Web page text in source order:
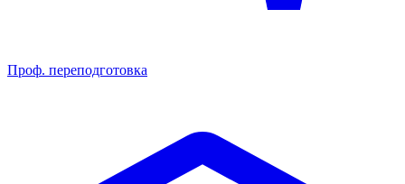
Проф. переподготовка